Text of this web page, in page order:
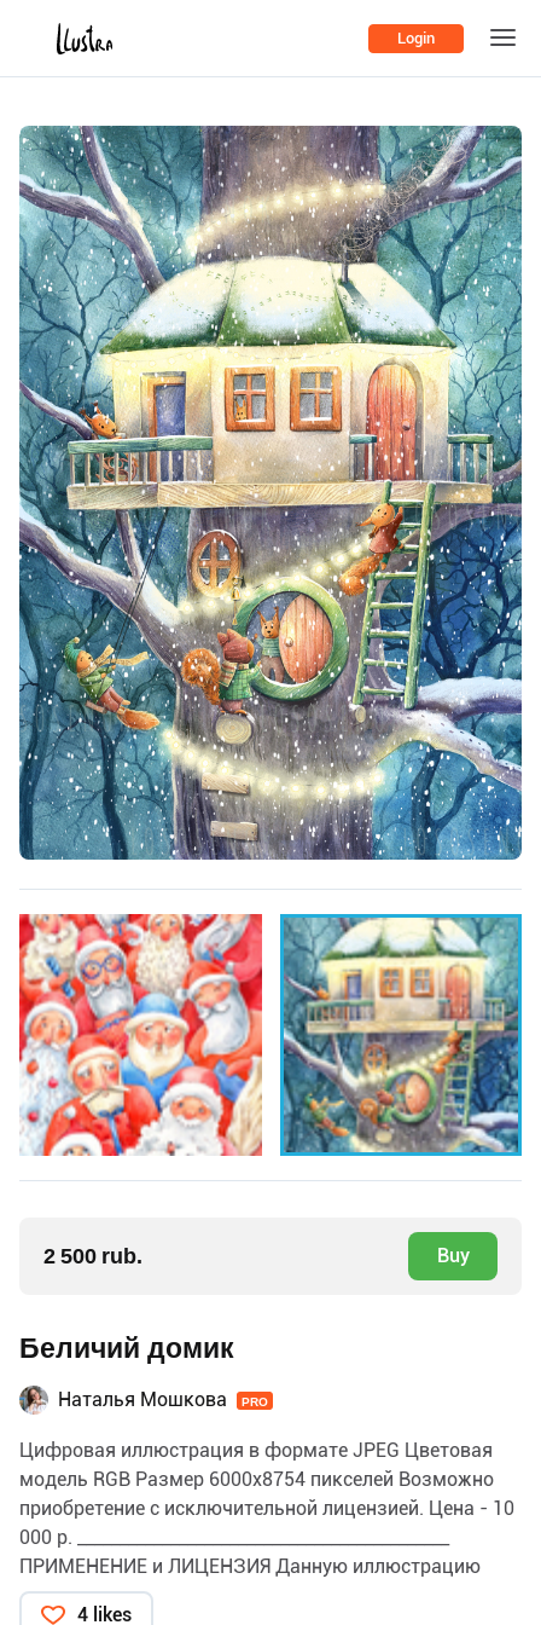
Login
2 500 rub. Buy
Беличий домик
Наталья Мошкова PRO
Цифровая иллюстрация в формате JPEG Цветовая
модель RGB Размер 6000х8754 пикселей Возможно
приобретение с исключительной лицензией. Цена - 10
000 р. ____________________________________________
ПРИМЕНЕНИЕ и ЛИЦЕНЗИЯ Данную иллюстрацию
можно использовать для личных и коммерческих
4 likes